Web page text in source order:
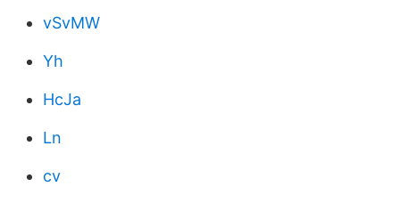
vSvMW
Yh
HcJa
Ln
cv